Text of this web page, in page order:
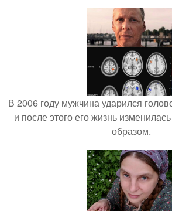
В 2006 году мужчина ударился
и после этого его жизнь
образом.